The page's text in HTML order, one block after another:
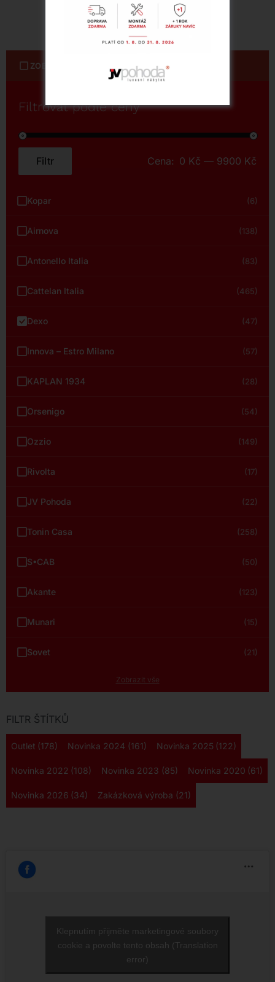
ZOBRAZIT POUZE PRODUKTY SKLADEM
Filtrovat podle ceny
Minimální
Maximální
Filtr Cena: 0 Kč — 9900 Kč
Kopar (6)
Airnova (138)
Antonello Italia (83)
Cattelan Italia (465)
Dexo (47)
Innova – Estro Milano (57)
KAPLAN 1934 (28)
Orsenigo (54)
Ozzio (149)
Rivolta (17)
JV Pohoda (22)
Tonin Casa (258)
S•CAB (50)
Akante (123)
Munari (15)
Sovet (21)
Zobrazit vše
FILTR ŠTÍTKŮ
Outlet (178) Novinka 2024 (161) Novinka 2025 (122)
Novinka 2022 (108) Novinka 2023 (85) Novinka 2020 (61)
Novinka 2026 (34) Zakázková výroba (21)
Klepnutím přijměte marketingové soubory
cookie a povolte tento obsah (Translation
error)